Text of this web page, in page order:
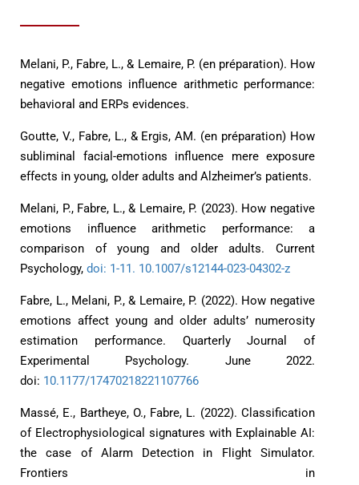
Melani, P., Fabre, L., & Lemaire, P. (en préparation). How
negative emotions influence arithmetic performance:
behavioral and ERPs evidences.
Goutte, V., Fabre, L., & Ergis, AM. (en préparation) How
subliminal facial-emotions influence mere exposure
effects in young, older adults and Alzheimer’s patients.
Melani, P., Fabre, L., & Lemaire, P. (2023). How negative
emotions influence arithmetic performance: a
comparison of young and older adults. Current
Psychology, doi: 1-11. 10.1007/s12144-023-04302-z
Fabre, L., Melani, P., & Lemaire, P. (2022). How negative
emotions affect young and older adults’ numerosity
estimation performance. Quarterly Journal of
Experimental Psychology. June 2022.
doi: 10.1177/17470218221107766
Massé, E., Bartheye, O., Fabre, L. (2022). Classification
of Electrophysiological signatures with Explainable AI:
the case of Alarm Detection in Flight Simulator.
Frontiers in